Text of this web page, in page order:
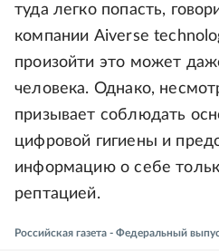
туда легко попасть,
компании Aiverse
произойти это может
человека. Однако,
призывает соблюдать
цифровой гигиены и
информацию о себе
рептацией.
Российская газета - Федеральный